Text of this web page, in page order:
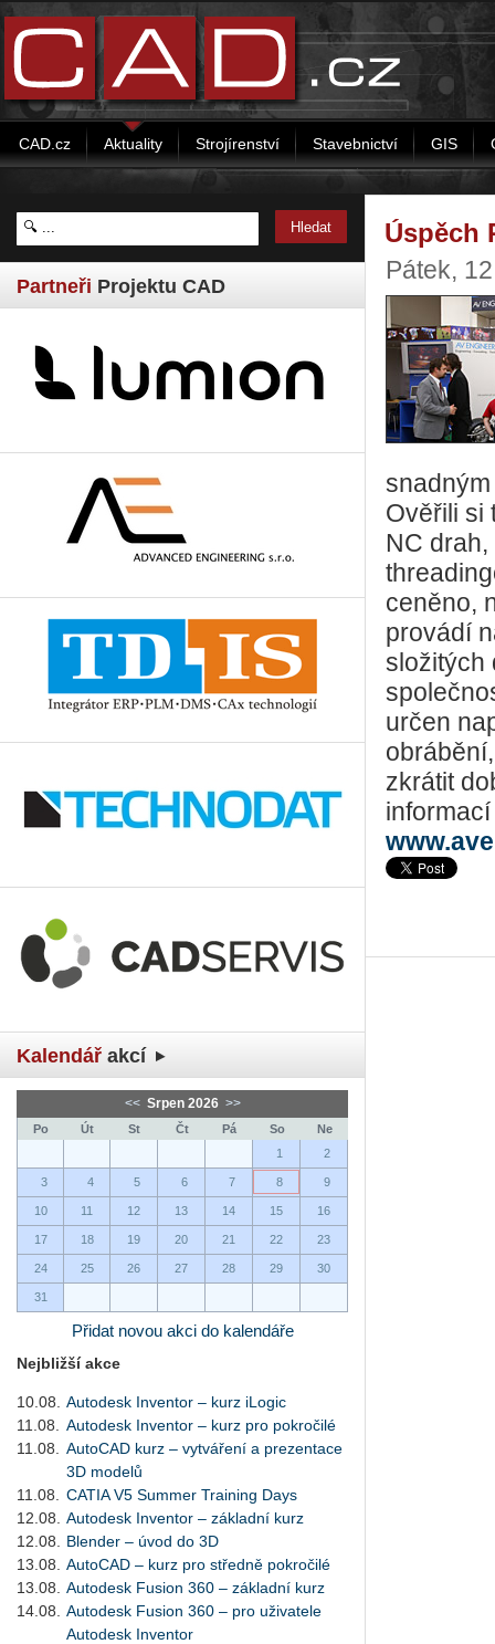
CAD.cz Aktuality Strojírenství Stavebnictví GIS
Partneři Projektu CAD
Kalendář akcí
<< Srpen 2026 >>
Po Út St Čt Pá So
Ne
1
2
3 4 5 6 7 8 9
10 11 12 13 14 15 16
17 18 19 20 21 22 23
24 25 26 27 28 29 30
31
Přidat novou akci do kalendáře
Nejbližší akce
10.08.
Autodesk Inventor – kurz iLogic
11.08.
Autodesk Inventor – kurz pro pokročilé
11.08.
AutoCAD kurz – vytváření a prezentace
3D modelů
11.08.
CATIA V5 Summer Training Days
12.08.
Autodesk Inventor – základní kurz
12.08.
Blender – úvod do 3D
13.08.
AutoCAD – kurz pro středně pokročilé
13.08.
Autodesk Fusion 360 – základní kurz
14.08.
Autodesk Fusion 360 – pro uživatele
Autodesk Inventor
Úspěch
Pátek,
Ověřili si
NC
ceněno,
provádí
složitých
určen
zkrátit